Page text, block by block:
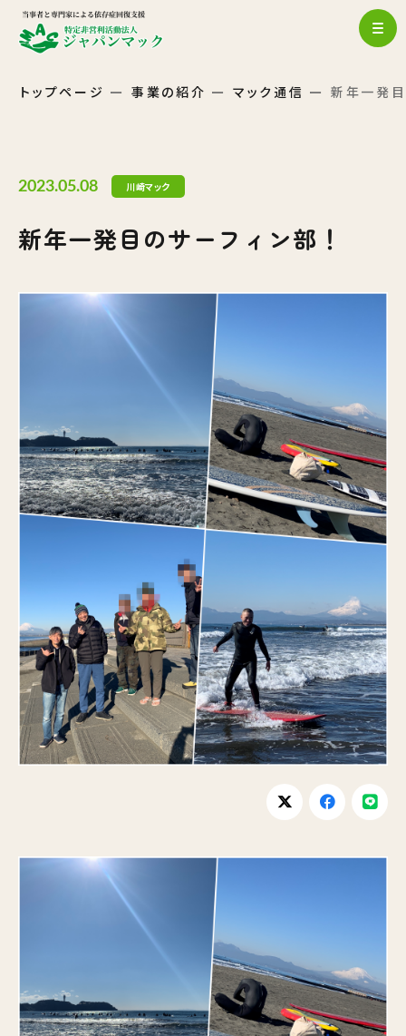
トップページ 事業の紹介 マック通信 新年一発目
2023.05.08 川崎マック
新年一発目のサーフィン部！